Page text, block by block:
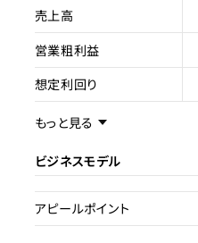
売上高
営業粗利益
想定利回り
売却スキーム
権利
売却理由
ライセンス種類
もっと見る
ビジネスモデル
アピールポイント